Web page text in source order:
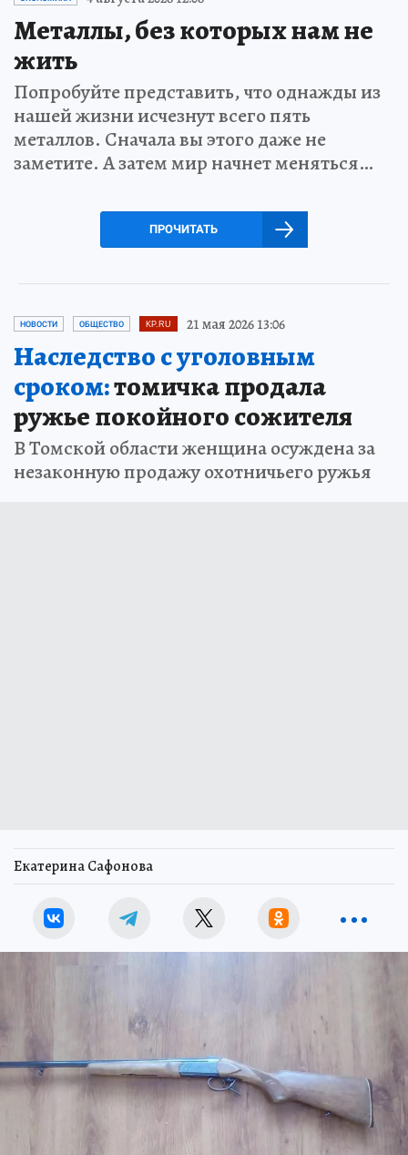
Металлы, без которых нам не
жить
Попробуйте представить, что однажды из
нашей жизни исчезнут всего пять
металлов. Сначала вы этого даже не
заметите. А затем мир начнет меняться…
ПРОЧИТАТЬ
НОВОСТИ ОБЩЕСТВО KP.RU 21 мая 2026 13:06
Наследство с уголовным
сроком:томичка продала
ружье покойного сожителя
В Томской области женщина осуждена за
незаконную продажу охотничьего ружья
Екатерина Сафонова